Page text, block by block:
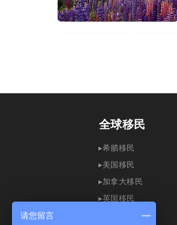
▸希腊移民
▸美国移民
▸加拿大移民
▸英国移民
全球移民
请您留言